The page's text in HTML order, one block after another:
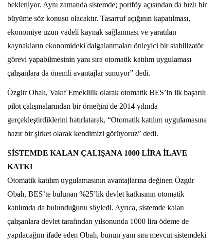
bekleniyor. Aynı zamanda sistemde; portföy açısından da hızlı bir
büyüme söz konusu olacaktır. Tasarruf açığının kapatılması,
ekonomiye uzun vadeli kaynak sağlanması ve yaratılan
kaynakların ekonomideki dalgalanmaları önleyici bir stabilizatör
görevi yapabilmesinin yanı sıra otomatik katılım uygulaması
çalışanlara da önemli avantajlar sunuyor” dedi.
Özgür Obalı, Vakıf Emeklilik olarak otomatik BES’in ilk başarılı
pilot çalışmalarından bir örneğini de 2014 yılında
gerçekleştirdiklerini hatırlatarak, “Otomatik katılım uygulamasına
hazır bir şirket olarak kendimizi görüyoruz” dedi.
SİSTEMDE KALAN ÇALIŞANA 1000 LİRA İLAVE
KATKI
Otomatik katılım uygulamasının avantajlarına değinen Özgür
Obalı, BES’te bulunan %25’lik devlet katkısının otomatik
katılımda da bulunduğunu söyledi. Ayrıca, sistemde kalan
çalışanlara devlet tarafından yılsonunda 1000 lira ödeme de
yapılacağını ifade eden Obalı, bunun yanı sıra mevcut sistemdeki